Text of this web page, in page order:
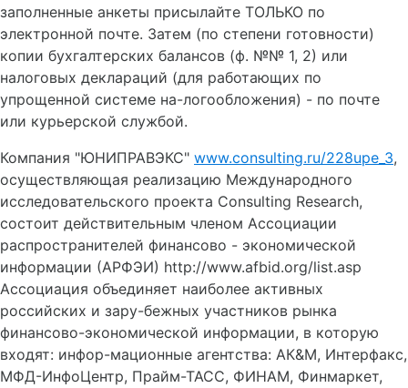
заполненные анкеты присылайте ТОЛЬКО по
электронной почте. Затем (по степени готовности)
копии бухгалтерских балансов (ф. №№ 1, 2) или
налоговых деклараций (для работающих по
упрощенной системе на-логообложения) - по почте
или курьерской службой.
Компания "ЮНИПРАВЭКС" www.consulting.ru/228upe_3,
осуществляющая реализацию Международного
исследовательского проекта Consulting Research,
состоит действительным членом Ассоциации
распространителей финансово - экономической
информации (АРФЭИ) http://www.afbid.org/list.asp
Ассоциация объединяет наиболее активных
российских и зару-бежных участников рынка
финансово-экономической информации, в которую
входят: инфор-мационные агентства: АК&М, Интерфакс,
МФД-ИнфоЦентр, Прайм-ТАСС, ФИНАМ, Финмаркет,